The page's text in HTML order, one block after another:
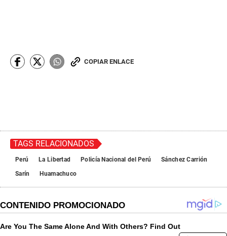
COPIAR ENLACE
TAGS RELACIONADOS
Perú La Libertad Policía Nacional del Perú
Sánchez Carrión
Sarín
Huamachuco